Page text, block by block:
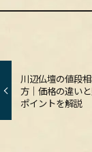
川辺仏壇の値段
方｜価格の違い
ポイントを解説